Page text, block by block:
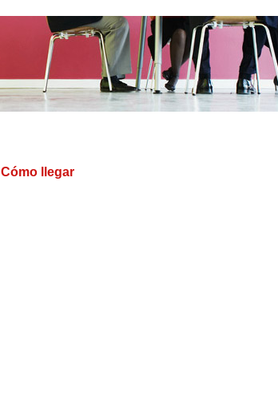
Cómo llegar